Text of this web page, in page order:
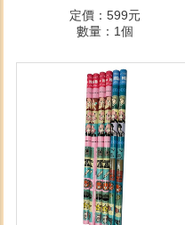
定價：599元
數量：1個